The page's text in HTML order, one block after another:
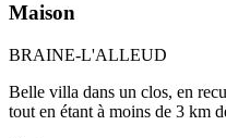
Maison
BRAINE-L'ALLEUD
Belle villa dans un clos, en
tout en étant à moins de 3 km